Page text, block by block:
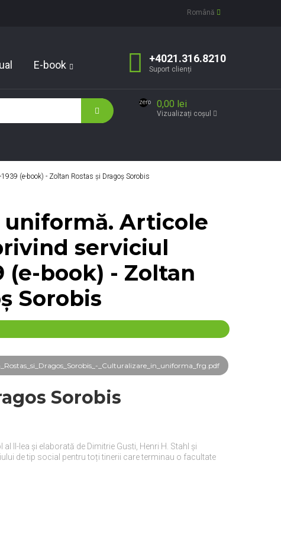
Română
E-book
+4021.316.8210
Suport clienți
zero 0,00 lei
Vizualizați coșul
(e-book) - Zoltan Rostas şi Dragoş Sorobis
Articole
serviciul
(e-book) - Zoltan
Sorobis
_Culturalizare_in_uniforma_frg.pdf
Sorobis
II-lea și elaborată de Dimitrie Gusti, Henri H. Stahl și
de tip social pentru toți tinerii care terminau o facultate